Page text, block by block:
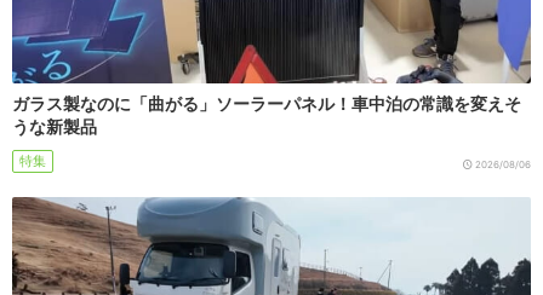
ガラス製なのに「曲がる」ソーラーパネル！車中泊の常識を変えそ
うな新製品
特集 2026/08/06